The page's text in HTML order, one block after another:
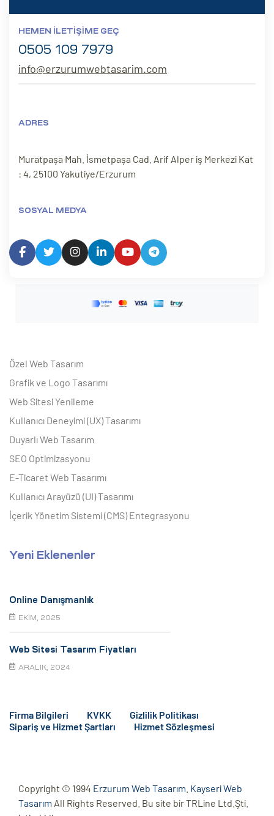
HEMEN İLETIŞIME GEÇ
0505 109 7979
info@erzurumwebtasarim.com
ADRES
Muratpaşa Mah. İsmetpaşa Cad. Arif Alper iş Merkezi Kat
: 4, 25100 Yakutiye/Erzurum
SOSYAL MEDYA
Özel Web Tasarım
Grafik ve Logo Tasarımı
Web Sitesi Yenileme
Kullanıcı Deneyimi (UX) Tasarımı
Duyarlı Web Tasarım
SEO Optimizasyonu
E-Ticaret Web Tasarımı
Kullanıcı Arayüzü (UI) Tasarımı
İçerik Yönetim Sistemi (CMS) Entegrasyonu
Yeni Eklenenler
Online Danışmanlık
EKIM, 2025
Web Sitesi Tasarım Fiyatları
ARALIK, 2024
Firma Bilgileri KVKK
Gizlilik Politikası
Sipariş ve Hizmet Şartları
Hizmet Sözleşmesi
Copyright © 1994 Erzurum Web Tasarım Kayseri Web
Tasarım All Rights Reserved. Bu site bir TRLine Ltd.Şti.